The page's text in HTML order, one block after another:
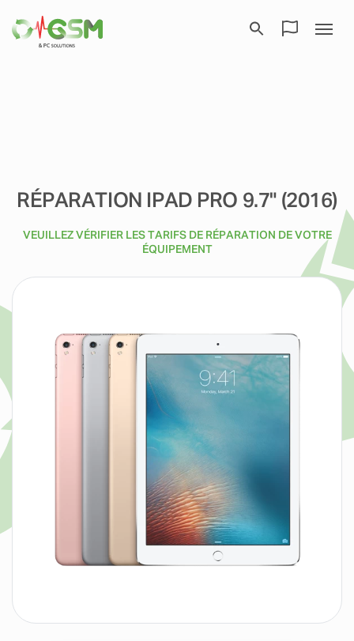
RÉPARATION IPAD PRO 9.7" (2016)
VEUILLEZ VÉRIFIER LES TARIFS DE RÉPARATION DE VOTRE
ÉQUIPEMENT